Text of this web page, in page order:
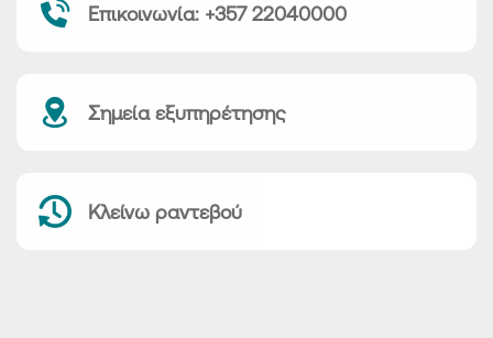
Επικοινωνία: +357 22040000
Σημεία εξυπηρέτησης
Κλείνω ραντεβού